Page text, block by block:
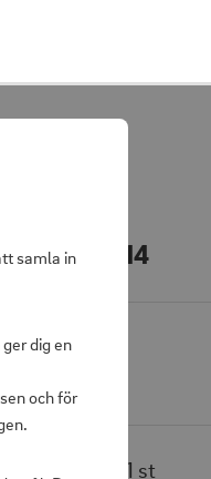
samla in
dig en
och för
AT 2514
1 st